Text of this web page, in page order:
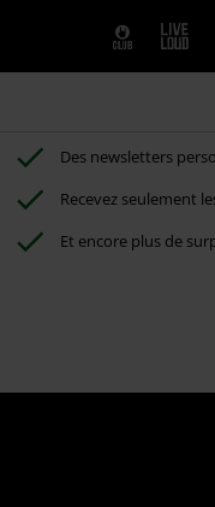
Des newsletters
Recevez seulement
Et encore plus de